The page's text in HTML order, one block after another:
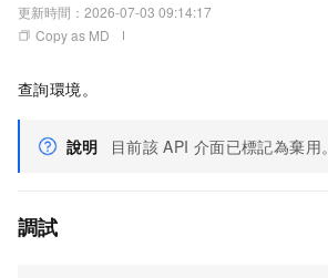
更新時間： 2026-07-03 09:14:17
Copy as MD
查詢環境。
說明 目前該 API 介面已標記為棄用。
調試